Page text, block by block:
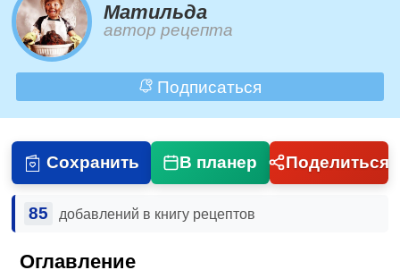
Матильда
автор рецепта
Подписаться
Сохранить В планер Поделиться
85 добавлений в книгу рецептов
Оглавление